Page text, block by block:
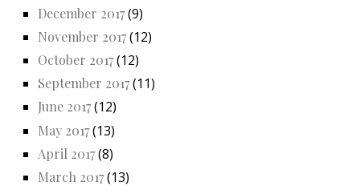
December 2017(9)
November 2017(12)
October 2017(12)
September 2017(11)
June 2017(12)
May 2017(13)
April 2017(8)
March 2017(13)